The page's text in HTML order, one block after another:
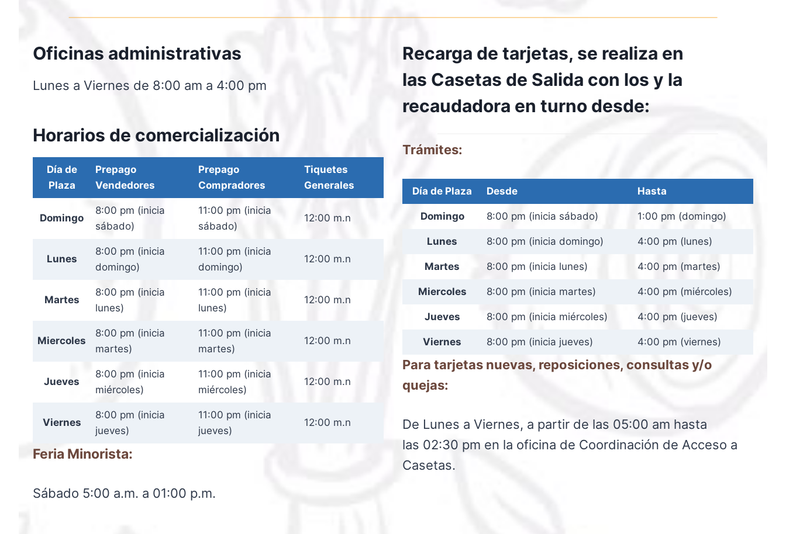
Oficinas administrativas
Lunes a Viernes de 8:00 am a 4:00 pm
Horarios de comercialización
Día de
Plaza
Prepago
Vendedores
Prepago
Compradores
Tiquetes
Generales
Domingo
8:00 pm (inicia
sábado)
11:00 pm (inicia
sábado)
12:00 m.n
Lunes
8:00 pm (inicia
domingo)
11:00 pm (inicia
domingo)
12:00 m.n
Martes
8:00 pm (inicia
lunes)
11:00 pm (inicia
lunes)
12:00 m.n
Miercoles
8:00 pm (inicia
martes)
11:00 pm (inicia
martes)
12:00 m.n
Jueves
8:00 pm (inicia
miércoles)
11:00 pm (inicia
miércoles)
12:00 m.n
Viernes
8:00 pm (inicia
jueves)
11:00 pm (inicia
jueves)
12:00 m.n
Feria Minorista:
Sábado 5:00 a.m. a 01:00 p.m.
Recarga de tarjetas, se realiza en
las Casetas de Salida con los y la
recaudadora en turno desde:
Trámites:
Día de Plaza Desde Hasta
Domingo 8:00 pm (inicia sábado) 1:00 pm (domingo)
Lunes 8:00 pm (inicia domingo) 4:00 pm (lunes)
Martes 8:00 pm (inicia lunes) 4:00 pm (martes)
Miercoles 8:00 pm (inicia martes) 4:00 pm (miércoles)
Jueves 8:00 pm (inicia miércoles) 4:00 pm (jueves)
Viernes 8:00 pm (inicia jueves) 4:00 pm (viernes)
Para tarjetas nuevas, reposiciones, consultas y/o
quejas:
De Lunes a Viernes, a partir de las 05:00 am hasta
las 02:30 pm en la oficina de Coordinación de Acceso a
Casetas.